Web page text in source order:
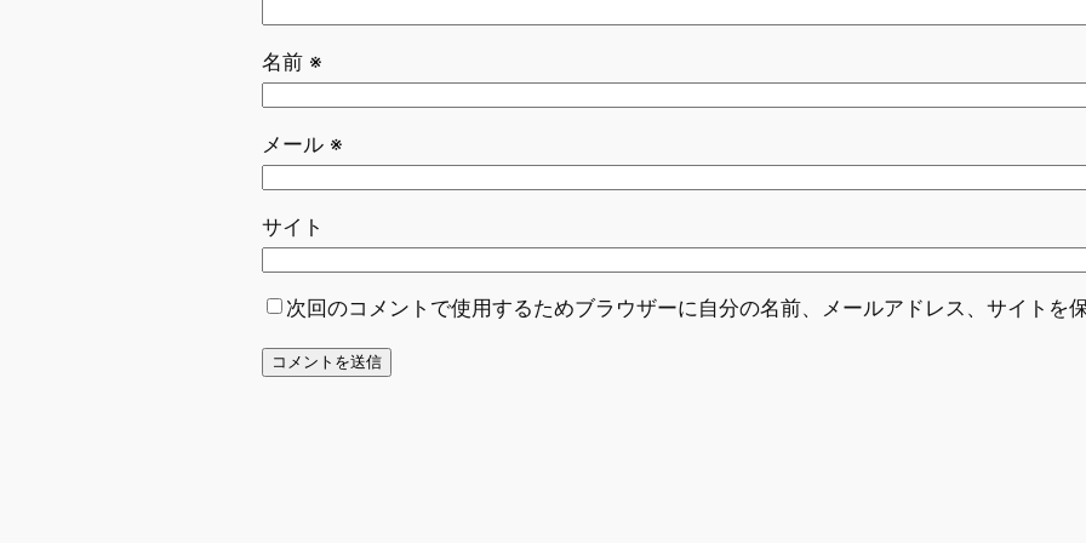
名前 ※
メール ※
サイト
次回のコメントで使用するためブラウザーに自分の名前、メールアドレス、サイトを保